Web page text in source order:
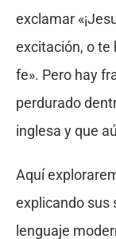
exclamar
excitación, o te
fe». Pero hay
perdurado
inglesa y que
Aquí
explicando sus
lenguaje